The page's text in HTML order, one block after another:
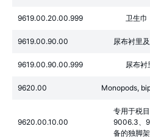
9619.00.20.00.999 卫生巾
9619.00.90.00 尿布衬里
9619.00.90.00.999 尿布衬
9620.00 Monopods,
9620.00.10.00
专用于税
9006.3、
备的独脚